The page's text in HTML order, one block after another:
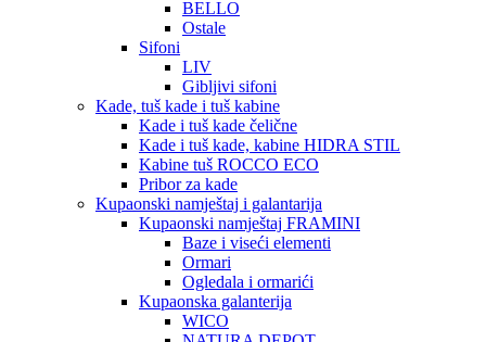
BELLO
Ostale
Sifoni
LIV
Gibljivi sifoni
Kade, tuš kade i tuš kabine
Kade i tuš kade čelične
Kade i tuš kade, kabine HIDRA STIL
Kabine tuš ROCCO ECO
Pribor za kade
Kupaonski namještaj i galantarija
Kupaonski namještaj FRAMINI
Baze i viseći elementi
Ormari
Ogledala i ormarići
Kupaonska galanterija
WICO